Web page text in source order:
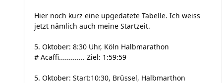
Hier noch kurz eine upgedatete Tabelle. Ich weiss
jetzt nämlich auch meine Startzeit.
5. Oktober: 8:30 Uhr, Köln Halbmarathon
# Acaffi............. Ziel: 1:59:59
5. Oktober: Start:10:30, Brüssel, Halbmarthon